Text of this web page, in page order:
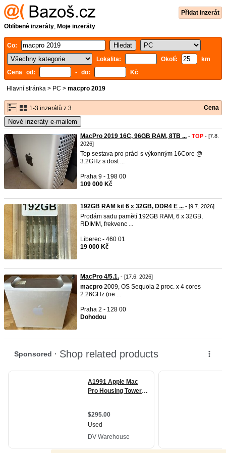
Přidat inzerát
Oblíbené inzeráty, Moje inzeráty
Co:
Lokalita:
Okolí:
km
Cena od:
- do: Kč
Hlavní stránka > PC > macpro 2019
1-3 inzerátů z 3 Cena
Nové inzeráty e-mailem
MacPro 2019 16C, 96GB RAM, 8TB ... - TOP - [7.8.
2026]
Top sestava pro práci s výkonným 16Core @
3.2GHz s dost ...
Praha 9 - 198 00
109 000 Kč
192GB RAM kit 6 x 32GB, DDR4 E ... - [9.7. 2026]
Prodám sadu pamětí 192GB RAM, 6 x 32GB,
RDIMM, frekvenc ...
Liberec - 460 01
19 000 Kč
MacPro 4/5.1. - [17.6. 2026]
macpro 2009, OS Sequoia 2 proc. x 4 cores
2.26GHz (ne ...
Praha 2 - 128 00
Dohodou